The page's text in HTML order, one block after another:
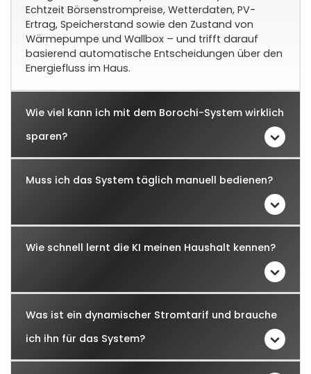
Echtzeit Börsenstrompreise, Wetterdaten, PV-
Ertrag, Speicherstand sowie den Zustand von
Wärmepumpe und Wallbox – und trifft darauf
basierend automatische Entscheidungen über den
Energiefluss im Haus.
Wie viel kann ich mit dem Borochi-System wirklich
sparen?
Muss ich das System täglich manuell bedienen?
Wie schnell lernt die KI meinen Haushalt kennen?
Was ist ein dynamischer Stromtarif und brauche
ich ihn für das System?